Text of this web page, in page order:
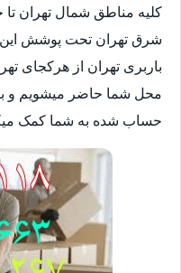
کلیه مناطق شمال تهران
شرق تهران تحت پوشش
باربری تهران از هرکجای
محل شما حاضر میشویم و
حساب شده به شما کمک